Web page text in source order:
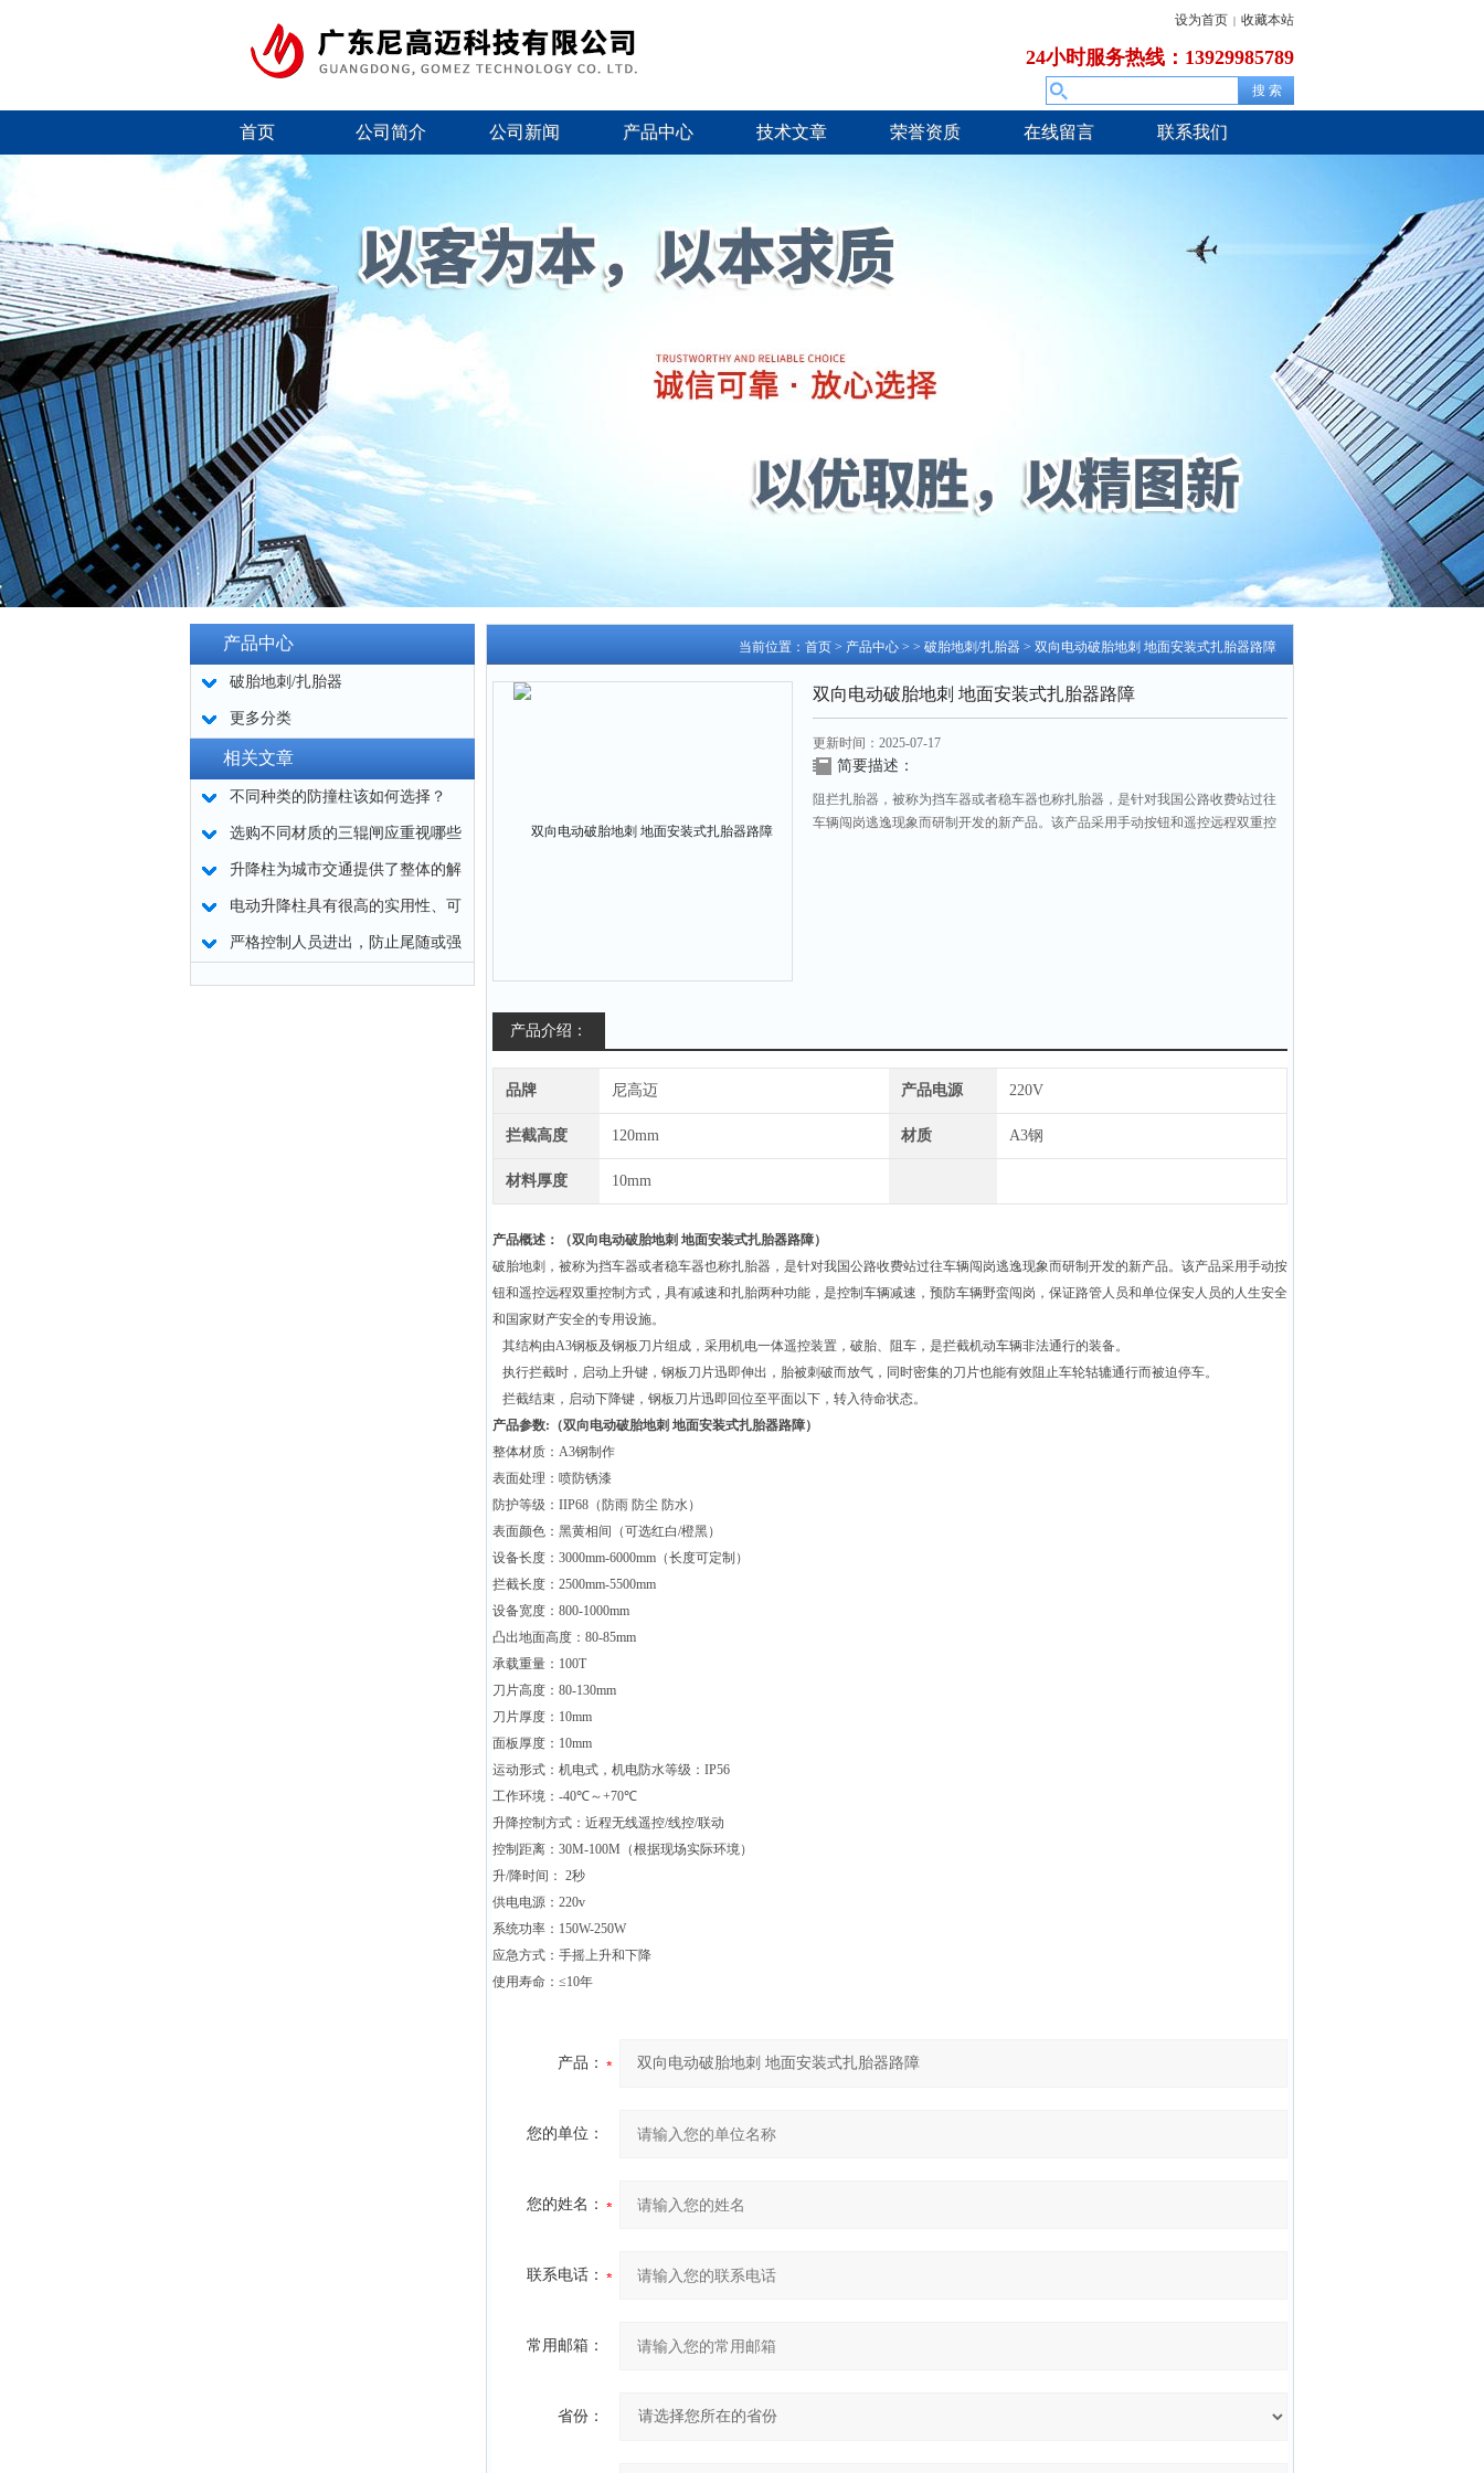
设为首页 | 收藏本站
24小时服务热线：13929985789
首页 公司简介 公司新闻 产品中心 技术文章 荣誉资质 在线留言 联系我们
产品中心
破胎地刺/扎胎器
更多分类
相关文章
不同种类的防撞柱该如何选择？
选购不同材质的三辊闸应重视哪些
因素
升降柱为城市交通提供了整体的解
决方案
电动升降柱具有很高的实用性、可
靠性及安全性
严格控制人员进出，防止尾随或强
当前位置： 首页 > 产品中心 > > 破胎地刺/扎胎器 > 双向电动破胎地刺 地面安装式扎胎器路障
双向电动破胎地刺 地面安装式扎胎器路障
更新时间：2025-07-17
简要描述：
阻拦扎胎器，被称为挡车器或者稳车器也称扎胎器，是针对我国公路收费站过往
车辆闯岗逃逸现象而研制开发的新产品。该产品采用手动按钮和遥控远程双重控
产品介绍：
品牌 尼高迈 产品电源 220V
拦截高度 120mm 材质 A3钢
材料厚度 10mm
产品概述：（双向电动破胎地刺 地面安装式扎胎器路障）
破胎地刺 ， 被称为挡车器或者稳车器也称扎胎器，是针对我国公路收费站过往车辆闯岗逃逸现象而研制开发的新产品。该产品采用手动按
钮和遥控远程双重控制方式，具有减速和扎胎两种功能，是控制车辆减速，预防车辆野蛮闯岗，保证路管人员和单位保安人员的人生安全
和国家财产安全的专用设施。
其结构由A3钢板及钢板刀片组成，采用机电一体遥控装置，破胎、阻车，是拦截机动车辆非法通行的装备。
执行拦截时，启动上升键，钢板刀片迅即伸出，胎被刺破而放气，同时密集的刀片也能有效阻止车轮轱辘通行而被迫停车。
拦截结束，启动下降键，钢板刀片迅即回位至平面以下，转入待命状态。
产品参数:（双向电动破胎地刺 地面安装式扎胎器路障）
整体材质： A3钢制作
表面处理：喷防锈漆
防护等级： IIP68 （防雨 防尘 防水）
表面颜色：黑黄相间（可选红白/橙黑）
设备长度： 3000mm-6000mm（长度可定制）
拦截长度： 2500mm-5500mm
设备宽度： 800-1000mm
凸出地面高度： 80-85mm
承载重量： 100T
刀片高度： 80-130mm
刀片厚度： 10mm
面板厚度： 10mm
运动形式：机电式，机电防水等级： IP56
工作环境： -40℃～+70℃
升降控制方式：近程无线遥控/线控/联动
控制距离： 30M-100M （根据现场实际环境）
升/降时间： 2秒
供电电源： 220v
系统功率： 150W-250W
应急方式：手摇上升和下降
使用寿命： ≤10年
产品：
您的单位：
您的姓名：
联系电话：
常用邮箱：
省份：